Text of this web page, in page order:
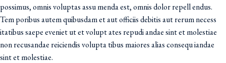
possimus, omnis voluptas assu menda est, omnis dolor repell endus.
Tem poribus autem quibusdam et aut officiis debitis aut rerum necess
itatibus saepe eveniet ut et volupt ates repudi andae sint et molestiae
non recusandae reiciendis volupta tibus maiores alias consequ iandae
sint et molestiae.